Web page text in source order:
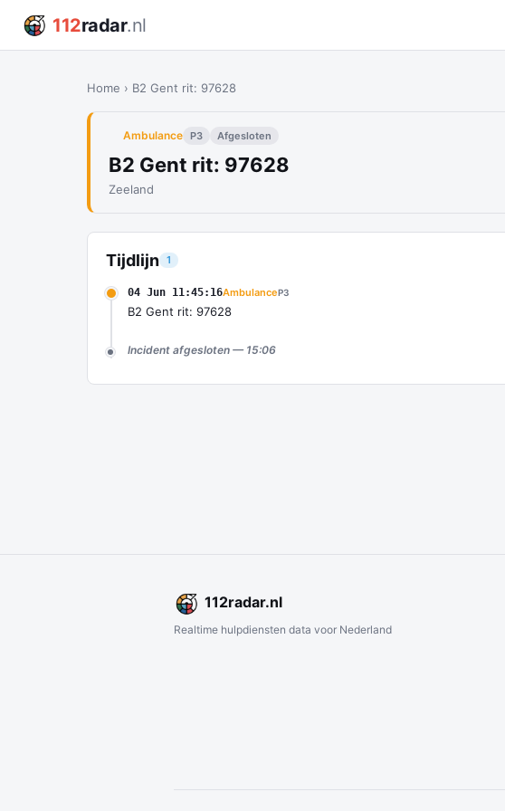
112radar.nl
Home › B2 Gent rit: 97628
Ambulance P3 Afgesloten
B2 Gent rit: 97628
Zeeland
Tijdlijn 1
04 Jun 11:45:16AmbulanceP3
B2 Gent rit: 97628
Incident afgesloten — 15:06
112radar.nl
Realtime hulpdiensten data voor Nederland